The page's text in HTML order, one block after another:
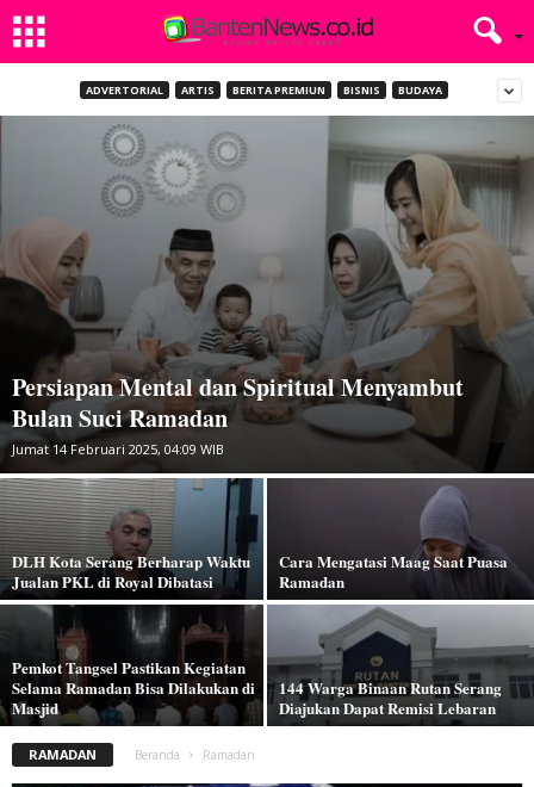
ADVERTORIAL ARTIS BERITA PREMIUN BISNIS BUDAYA
Persiapan Mental dan Spiritual Menyambut
Bulan Suci Ramadan
Jumat 14 Februari 2025, 04:09 WIB
DLH Kota Serang Berharap Waktu
Jualan PKL di Royal Dibatasi
Cara Mengatasi Maag Saat Puasa
Ramadan
Pemkot Tangsel Pastikan Kegiatan
Selama Ramadan Bisa Dilakukan di
Masjid
144 Warga Binaan Rutan Serang
Diajukan Dapat Remisi Lebaran
RAMADAN Beranda Ramadan